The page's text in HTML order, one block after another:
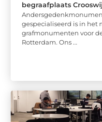
begraafplaats
gespecialiseerd is in het
grafmonumenten voor
Rotterdam. Ons ...